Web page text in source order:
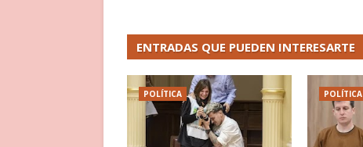
ENTRADAS QUE PUEDEN INTERESARTE
POLÍTICA POLÍTICA